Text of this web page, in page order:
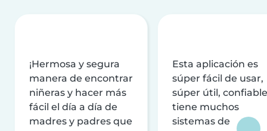
¡Hermosa y segura
manera de encontrar
niñeras y hacer más
fácil el día a día de
madres y padres que
Esta aplicación es
súper fácil de usar,
súper útil,
tiene muchos
sistemas de